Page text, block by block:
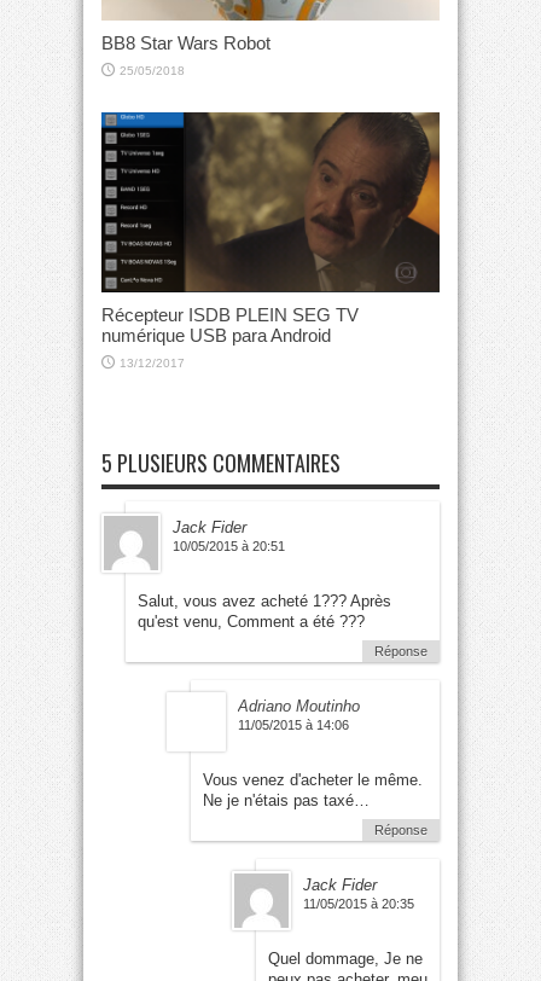
BB8 Star Wars Robot
25/05/2018
Récepteur ISDB PLEIN SEG TV
numérique USB para Android
13/12/2017
5 PLUSIEURS COMMENTAIRES
Jack Fider
10/05/2015 à 20:51
Salut, vous avez acheté 1??? Après
qu'est venu, Comment a été ???
Réponse
Adriano Moutinho
11/05/2015 à 14:06
Vous venez d'acheter le même.
Ne je n'étais pas taxé…
Réponse
Jack Fider
11/05/2015 à 20:35
Quel dommage, Je ne